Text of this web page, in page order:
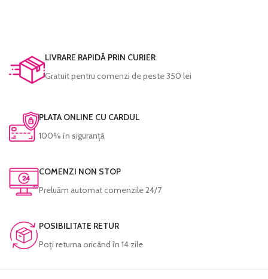
LIVRARE RAPIDĂ PRIN CURIER
Gratuit pentru comenzi de peste 350 lei
PLATA ONLINE CU CARDUL
100% în siguranță
COMENZI NON STOP
Preluăm automat comenzile 24/7
POSIBILITATE RETUR
Poţi returna oricând în 14 zile